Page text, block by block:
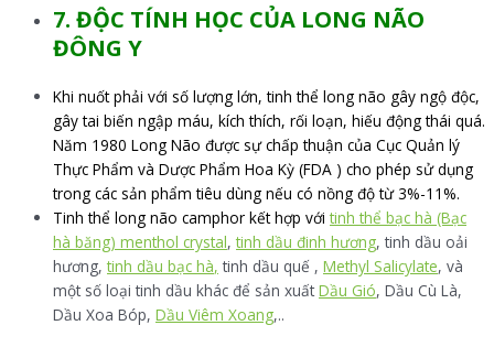
7. ĐỘC TÍNH HỌC CỦA LONG NÃO
ĐÔNG Y
Khi nuốt phải với số lượng lớn, tinh thể long não gây ngộ độc,
gây tai biến ngập máu, kích thích, rối loạn, hiếu động thái quá.
Năm 1980 Long Não được sự chấp thuận của Cục Quản lý
Thực Phẩm và Dược Phẩm Hoa Kỳ (FDA ) cho phép sử dụng
trong các sản phẩm tiêu dùng nếu có nồng độ từ 3%-11%.
Tinh thể long não camphor kết hợp với tinh thể bạc hà (Bạc
hà băng) menthol crystal,tinh dầu đinh hương, tinh dầu oải
hương,tinh dầu bạc hà, tinh dầu quế , Methyl Salicylate, và
một số loại tinh dầu khác để sản xuấtDầu Gió, Dầu Cù Là,
Dầu Xoa Bóp, Dầu Viêm Xoang,..